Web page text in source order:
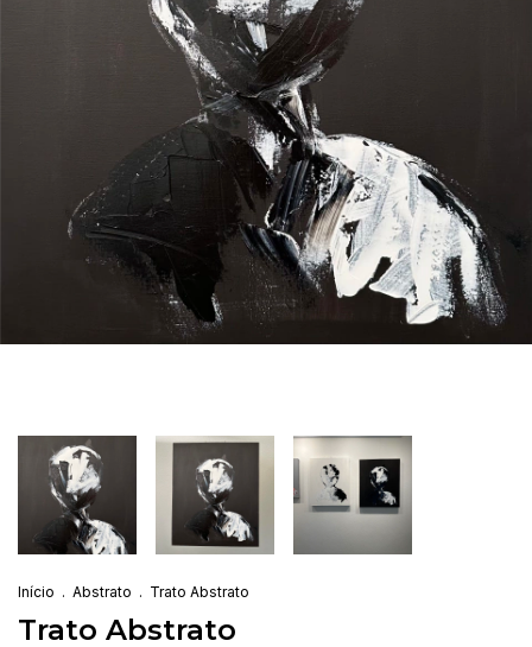
Início . Abstrato . Trato Abstrato
Trato Abstrato